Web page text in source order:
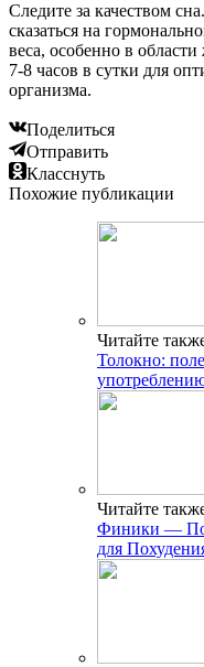
Следите за качеством
сказаться на
веса, особенно в
7-8 часов в сутки для
организма.
Поделиться
Отправить
Класснуть
Похожие публикации
Читайте
Толокно:
Читайте
Финики —
для